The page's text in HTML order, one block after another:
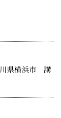
川県横浜市 講